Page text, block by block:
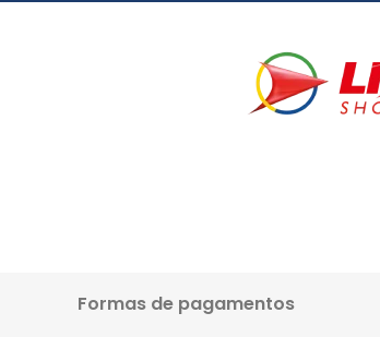
Formas de pagamentos